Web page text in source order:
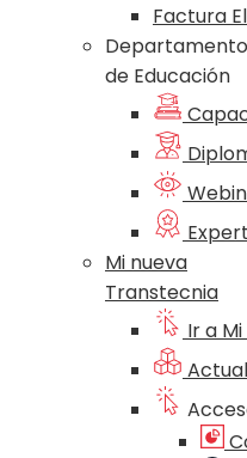
Factura
Departamento
de Educación
Mi nueva
Transtecnia
Ir a